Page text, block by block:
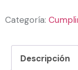
Categoría:
Descripción